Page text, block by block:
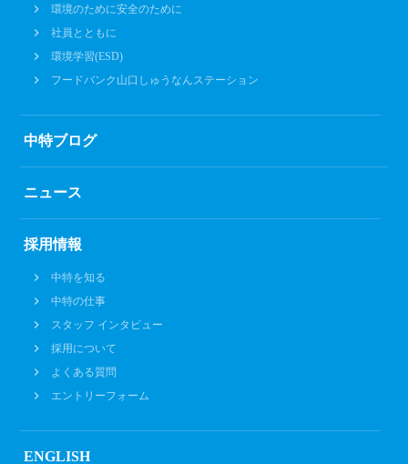
環境のために安全のために
社員とともに
環境学習(ESD)
フードバンク山口しゅうなんステーション
中特ブログ
ニュース
採用情報
中特を知る
中特の仕事
スタッフ インタビュー
採用について
よくある質問
エントリーフォーム
ENGLISH